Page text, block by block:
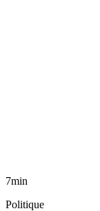
7min
Politique